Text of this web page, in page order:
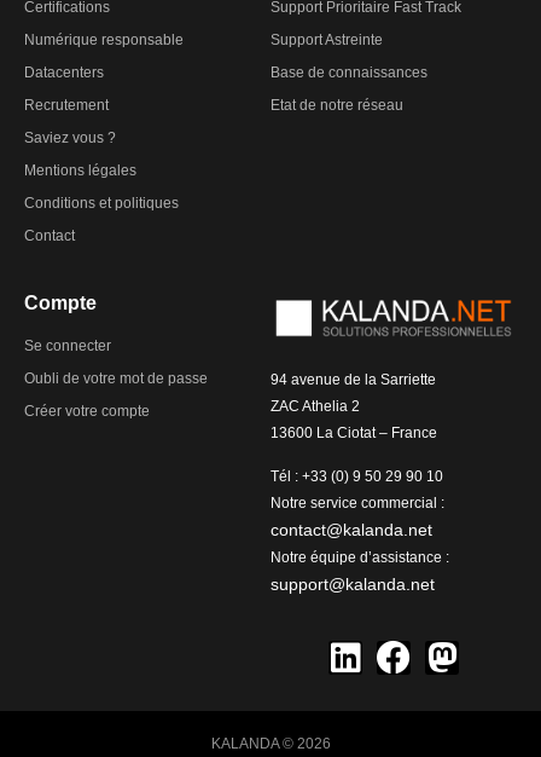
Certifications
Numérique responsable
Datacenters
Recrutement
Saviez vous ?
Mentions légales
Conditions et politiques
Contact
Support Prioritaire Fast Track
Support Astreinte
Base de connaissances
Etat de notre réseau
Compte
Se connecter
Oubli de votre mot de passe
Créer votre compte
94 avenue de la Sarriette
ZAC Athelia 2
13600 La Ciotat – France
Tél : +33 (0) 9 50 29 90 10
Notre service commercial :
contact@kalanda.net
Notre équipe d’assistance :
support@kalanda.net
KALANDA © 2026